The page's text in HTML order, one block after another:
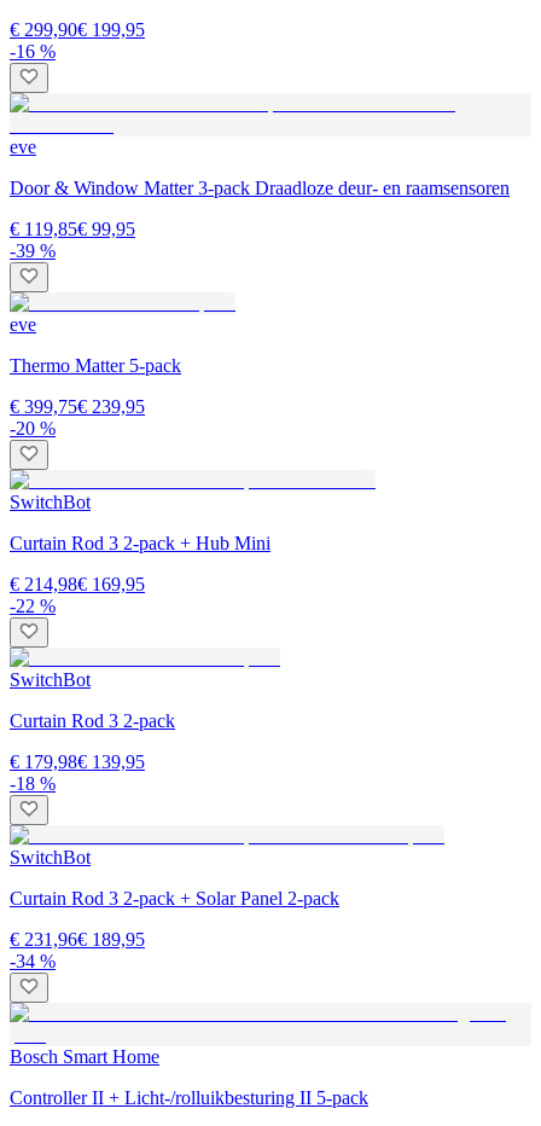
€ 299,90€ 199,95
-16 %
eve
Door & Window Matter 3-pack Draadloze deur- en raamsensoren
€ 119,85€ 99,95
-39 %
eve
Thermo Matter 5-pack
€ 399,75€ 239,95
-20 %
SwitchBot
Curtain Rod 3 2-pack + Hub Mini
€ 214,98€ 169,95
-22 %
SwitchBot
Curtain Rod 3 2-pack
€ 179,98€ 139,95
-18 %
SwitchBot
Curtain Rod 3 2-pack + Solar Panel 2-pack
€ 231,96€ 189,95
-34 %
Bosch Smart Home
Controller II + Licht-/rolluikbesturing II 5-pack